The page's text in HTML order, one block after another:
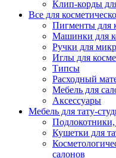
Клип-корды
Все для
Пигменты для
Машинки для
Ручки для
Иглы для
Типсы
Расходный
Мебель для
Аксессуары
Мебель для тату-
Подлокотники,
Кушетки для
салонов